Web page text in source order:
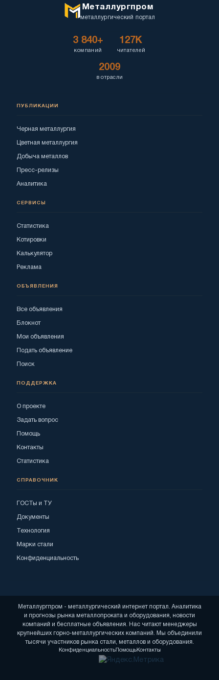
Металлургпром
металлургический портал
3 840+
компаний
127K
читателей
2009
в отрасли
ПУБЛИКАЦИИ
Черная металлургия
Цветная металлургия
Добыча металлов
Пресс-релизы
Аналитика
СЕРВИСЫ
Статистика
Котировки
Калькулятор
Реклама
ОБЪЯВЛЕНИЯ
Все объявления
Блокнот
Мои объявления
Подать объявление
Поиск
ПОДДЕРЖКА
О проекте
Задать вопрос
Помощь
Контакты
Статистика
СПРАВОЧНИК
ГОСТы и ТУ
Документы
Технология
Марки стали
Конфиденциальность
Металлургпром - металлургический интернет портал. Аналитика
и прогнозы рынка металлопроката и оборудования, новости
компаний и бесплатные объявления. Нас читают менеджеры
крупнейших горно-металлургических компаний. Мы объединили
тысячи участников рынка стали, металлов и оборудования.
КонфиденциальностьПомощьКонтакты